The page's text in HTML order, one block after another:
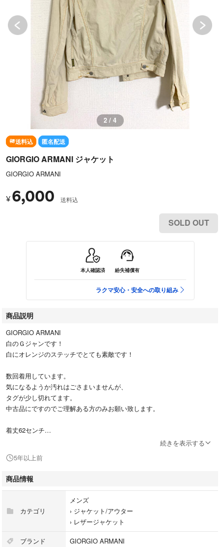
3 / 4
送料込 匿名配送
GIORGIO ARMANI ジャケット
GIORGIO ARMANI
¥ 6,000 送料込
SOLD OUT
本人確認済 紛失補償有
ラクマ安心・安全への取り組み
商品説明
GIORGIO ARMANI
白のＧジャンです！
白にオレンジのステッチでとても素敵です！
数回着用しています。
気になるようか汚れはごさまいませんが、
タグが少し切れてます。
中古品にですのでご理解ある方のみお願い致します。
着丈62センチ
#Ｇジャン
#ジャケット
#コート
#アルマーニ
#シャツ
続きを表示する
5年以上前
商品情報
カテゴリ
メンズ
› ジャケット/アウター
› レザージャケット
ブランド GIORGIO ARMANI